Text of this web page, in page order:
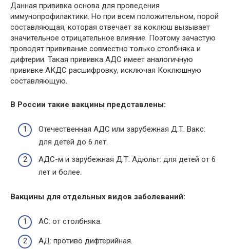
Данная прививка основа для проведения
иммунопрофилактики. Но при всем положительном, порой
составляющая, которая отвечает за коклюш вызывает
значительное отрицательное влияние. Поэтому зачастую
проводят прививание совместно только столбняка и
дифтерии. Такая прививка АДС имеет аналогичную
прививке АКДС расшифровку, исключая Коклюшную
составляющую.
В России такие вакцины представлены:
Отечественная АДС или зарубежная Д.Т. Вакс:
для детей до 6 лет.
АДС-м и зарубежная Д.Т. Адюльт: для детей от 6
лет и более.
Вакцины для отдельных видов заболеваний:
АС: от столбняка.
АД: противо дифтерийная.